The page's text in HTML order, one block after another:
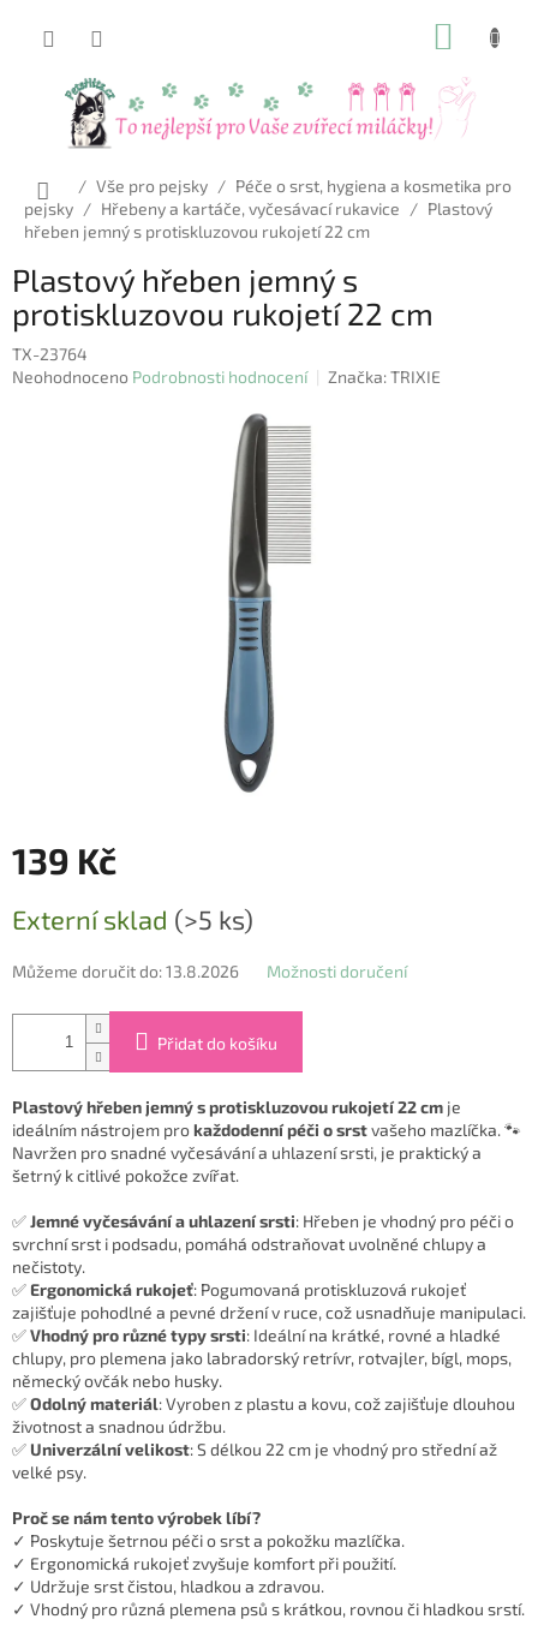
Domů
/ Vše pro pejsky / Péče o srst, hygiena a kosmetika pro
pejsky / Hřebeny a kartáče, vyčesávací rukavice / Plastový
hřeben jemný s protiskluzovou rukojetí 22 cm
Plastový hřeben jemný s
protiskluzovou rukojetí 22 cm
TX-23764
Průměrné
Neohodnoceno Podrobnosti hodnocení Značka:TRIXIE
139 Kč
cena:
Externí sklad (>5 ks)
Můžeme doručit do:13.8.2026 Možnosti doručení
Přidat do košíku
Plastový hřeben jemný s protiskluzovou rukojetí 22 cm je
ideálním nástrojem prokaždodenní péči o srstvašeho mazlíčka. 🐾
Navržen pro snadné vyčesávání a uhlazení srsti, je praktický a
šetrný k citlivé pokožce zvířat.
✅Jemné vyčesávání a uhlazení srsti: Hřeben je vhodný pro péči o
svrchní srst i podsadu, pomáhá odstraňovat uvolněné chlupy a
nečistoty.
✅ Ergonomická rukojeť: Pogumovaná protiskluzová rukojeť
zajišťuje pohodlné a pevné držení v ruce, což usnadňuje manipulaci.
✅Vhodný pro různé typy srsti: Ideální na krátké, rovné a hladké
chlupy, pro plemena jako labradorský retrívr, rotvajler, bígl, mops,
německý ovčák nebo husky.
✅Odolný materiál: Vyroben z plastu a kovu, což zajišťuje dlouhou
životnost a snadnou údržbu.
✅ Univerzální velikost: S délkou 22 cm je vhodný pro střední až
velké psy.
Proč se nám tento výrobek líbí?
✓ Poskytuje šetrnou péči o srst a pokožku mazlíčka.
✓ Ergonomická rukojeť zvyšuje komfort při použití.
✓ Udržuje srst čistou, hladkou a zdravou.
✓ Vhodný pro různá plemena psů s krátkou, rovnou či hladkou srstí.